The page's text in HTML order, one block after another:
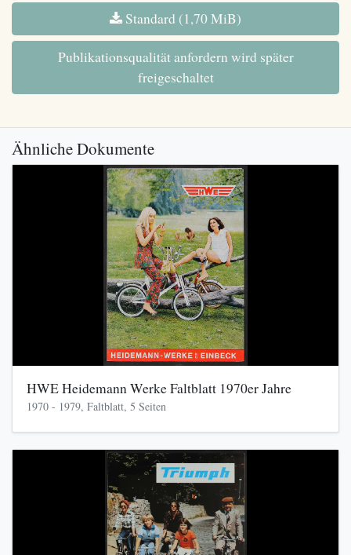
Standard (1,70 MiB)
Publikationsqualität anfordern wird später
freigeschaltet
Ähnliche Dokumente
HWE Heidemann Werke Faltblatt 1970er Jahre
1970 - 1979, Faltblatt, 5 Seiten